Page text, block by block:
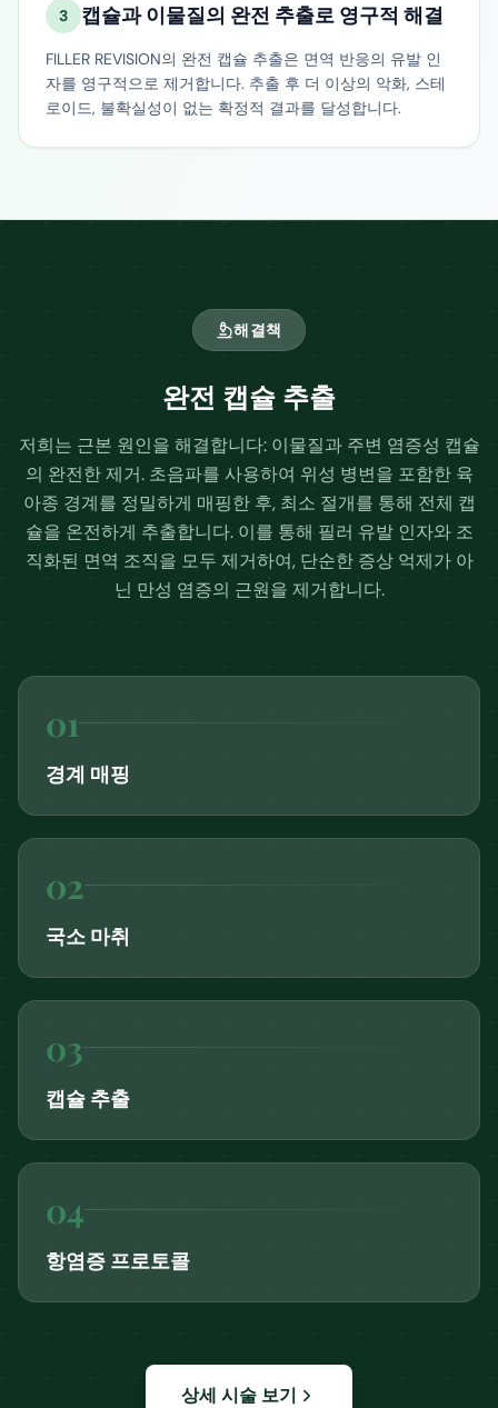
3 캡슐과 이물질의 완전 추출로 영구적 해결
FILLER REVISION의 완전 캡슐 추출은 면역 반응의 유발 인
자를 영구적으로 제거합니다. 추출 후 더 이상의 악화, 스테
로이드, 불확실성이 없는 확정적 결과를 달성합니다.
해결책
완전 캡슐 추출
저희는 근본 원인을 해결합니다: 이물질과 주변 염증성 캡슐
의 완전한 제거. 초음파를 사용하여 위성 병변을 포함한 육
아종 경계를 정밀하게 매핑한 후, 최소 절개를 통해 전체 캡
슐을 온전하게 추출합니다. 이를 통해 필러 유발 인자와 조
직화된 면역 조직을 모두 제거하여, 단순한 증상 억제가 아
닌 만성 염증의 근원을 제거합니다.
01
경계 매핑
02
국소 마취
03
캡슐 추출
04
항염증 프로토콜
상세 시술 보기